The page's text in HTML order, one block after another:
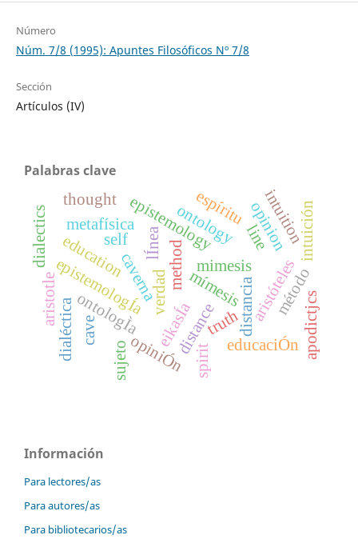
Número
Núm. 7/8 (1995): Apuntes Filosóficos Nº 7/8
Sección
Artículos (IV)
Palabras clave
mímesis
verdad distancia
mimesis
truth
distance
lÍnea
caverna
epistemologÍa
educaciÓn
ontologÌa
opiniÓn
eikasÍa
line
cave
epistemology
education
ontology opinion
aristóteles
metafísica
dialéctica
método
aristotle
dialectics
apodictjcs
method
intuición
espíritu intuition
spirit
sujeto
self
thought
Información
Para lectores/as
Para autores/as
Para bibliotecarios/as